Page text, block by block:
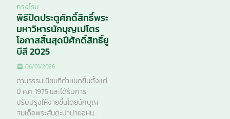
กรุงโรม
พิธีปิดประตูศักดิ์สิทธิ์พระ
มหาวิหารนักบุญเปโตร
โอกาสสิ้นสุดปีศักดิ์สิทธิ์ยู
บีลี 2025
06/01/2026
ตามธรรมเนียมที่กำหนดขึ้นตั้งแต่
ปี ค.ศ. 1975 และได้รับการ
ปรับปรุงให้ง่ายขึ้นโดยนักบุญ
สมเด็จพระสันตะปาปายอห์น...